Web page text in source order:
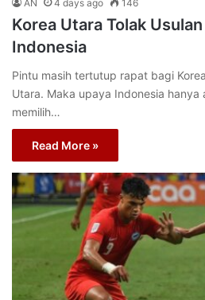
AN 4 days ago 146
Korea Utara Tolak
Indonesia
Pintu masih tertutup rapat bagi
Utara. Maka upaya Indonesia hanya
memilih…
Read More »